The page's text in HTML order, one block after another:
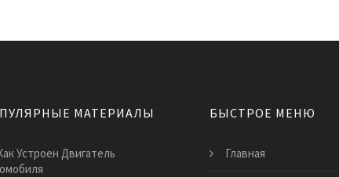
МАТЕРИАЛЫ
Устроен Двигатель
БЫСТРОЕ МЕНЮ
Главная